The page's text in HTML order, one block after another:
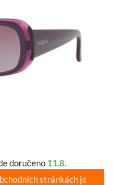
doručeno 11.8.
stránkách je